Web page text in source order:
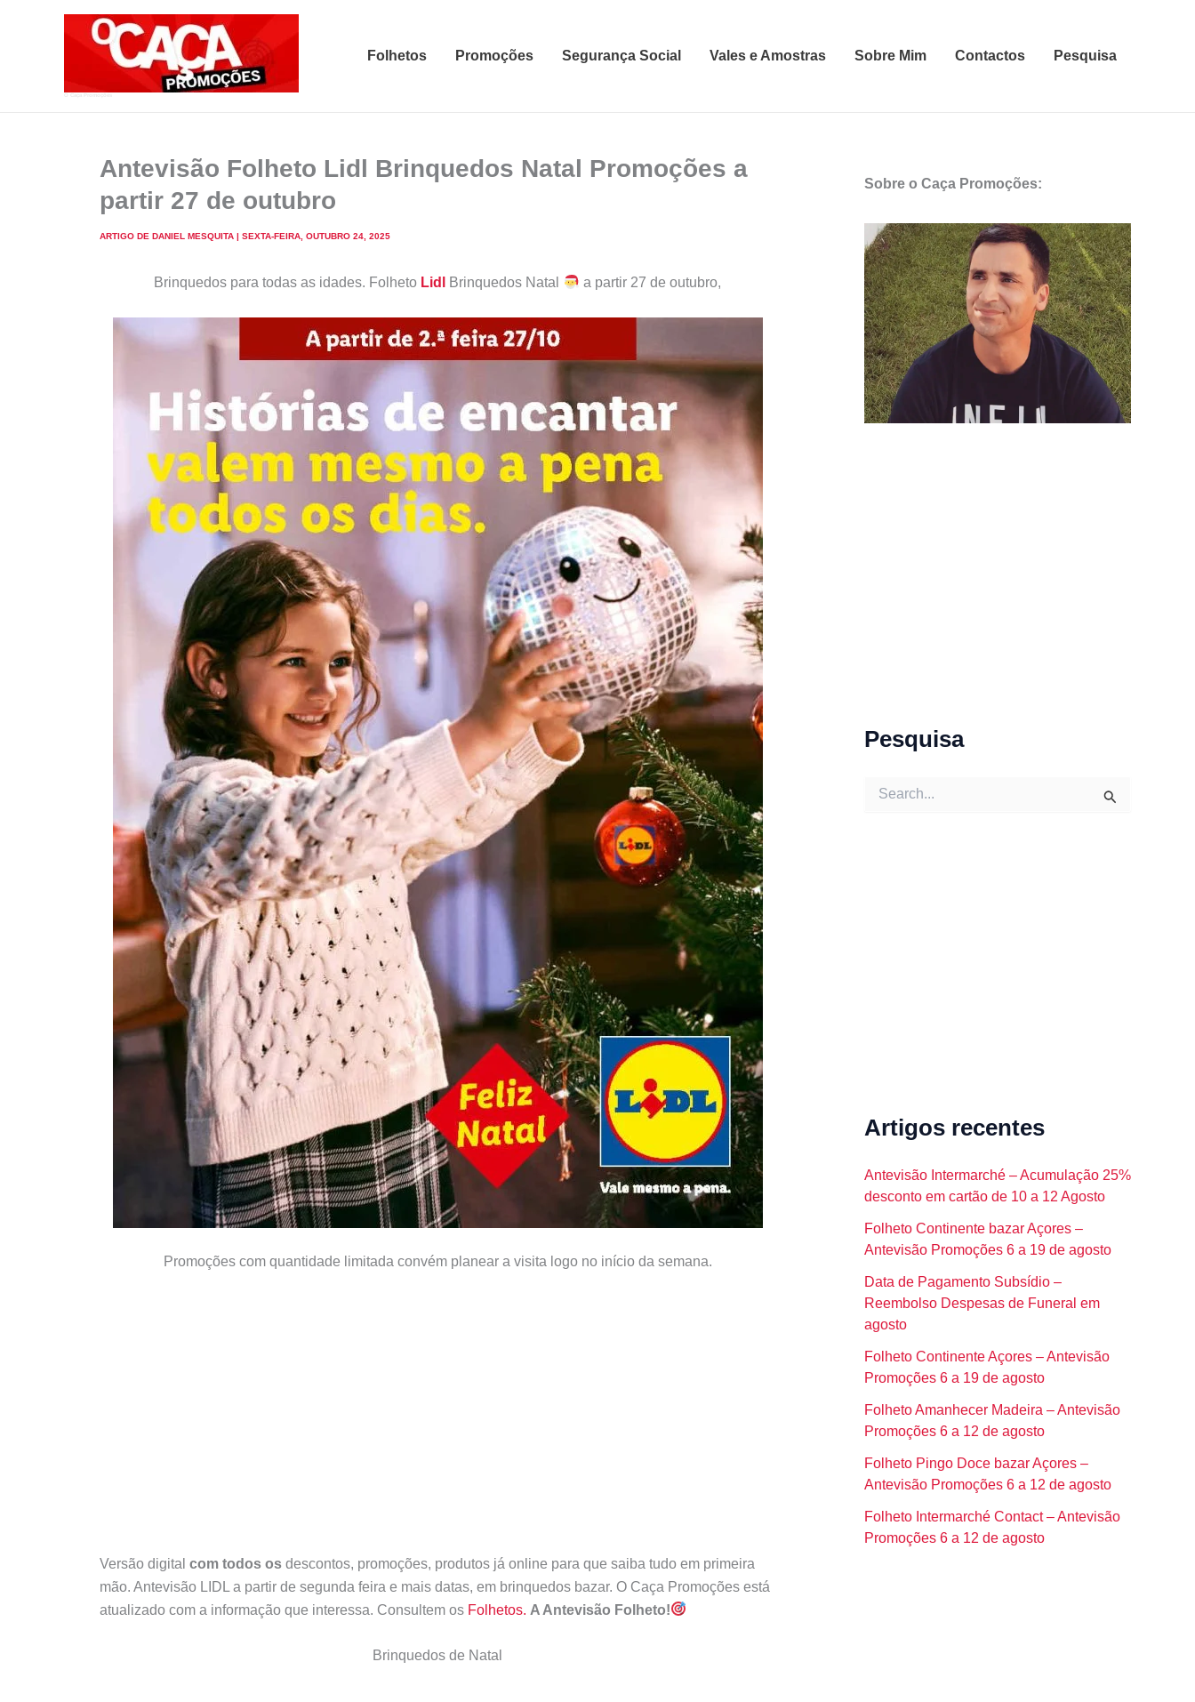
Folhetos Promoções Segurança Social Vales e Amostras Sobre Mim Contactos Pesquisa
Antevisão Folheto Lidl Brinquedos Natal Promoções a
partir 27 de outubro
ARTIGO DE DANIEL MESQUITA | SEXTA-FEIRA, OUTUBRO 24, 2025
Brinquedos para todas as idades. Folheto Lidl Brinquedos Natal a partir 27 de outubro,
Promoções com quantidade limitada convém planear a visita logo no início da semana.
Versão digital com todos os descontos, promoções, produtos já online para que saiba tudo em primeira
mão. Antevisão LIDL a partir de segunda feira e mais datas, em brinquedos bazar. O Caça Promoções está
atualizado com a informação que interessa. Consultem os Folhetos. A Antevisão Folheto!
Brinquedos de Natal
Sobre o Caça Promoções:
Pesquisa
Artigos recentes
Antevisão Intermarché – Acumulação 25%
desconto em cartão de 10 a 12 Agosto
Folheto Continente bazar Açores –
Antevisão Promoções 6 a 19 de agosto
Data de Pagamento Subsídio –
Reembolso Despesas de Funeral em
agosto
Folheto Continente Açores – Antevisão
Promoções 6 a 19 de agosto
Folheto Amanhecer Madeira – Antevisão
Promoções 6 a 12 de agosto
Folheto Pingo Doce bazar Açores –
Antevisão Promoções 6 a 12 de agosto
Folheto Intermarché Contact – Antevisão
Promoções 6 a 12 de agosto